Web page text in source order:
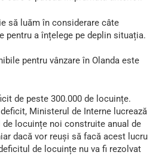
să luăm în considerare câte
pentru a înțelege pe deplin situația.
pentru vânzare în Olanda este
de peste 300.000 de locuințe.
Ministerul de Interne lucrează
de locuințe noi construite anual de
dacă vor reuși să facă acest lucru
de locuințe nu va fi rezolvat